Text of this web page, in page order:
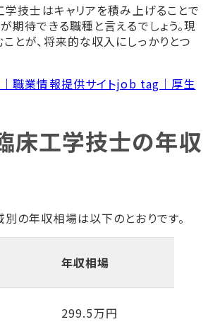
学技士はキャリアを積み上げることで
期待できる職種と言えるでしょう。現
とが、将来的な収入にしっかりとつ
職業情報提供サイトjob tag｜厚生
臨床工学技士の年収
の年収相場は以下のとおりです。
年収相場
299.5万円